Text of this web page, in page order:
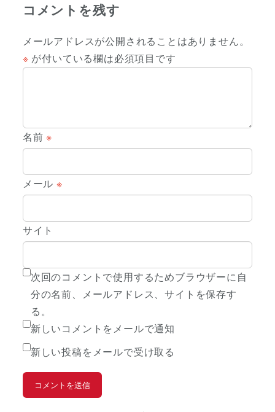
コメントを残す
メールアドレスが公開されることはありません。
※ が付いている欄は必須項目です
名前※
メール ※
サイト
次回のコメントで使用するためブラウザーに自
分の名前、メールアドレス、サイトを保存す
る。
新しいコメントをメールで通知
新しい投稿をメールで受け取る